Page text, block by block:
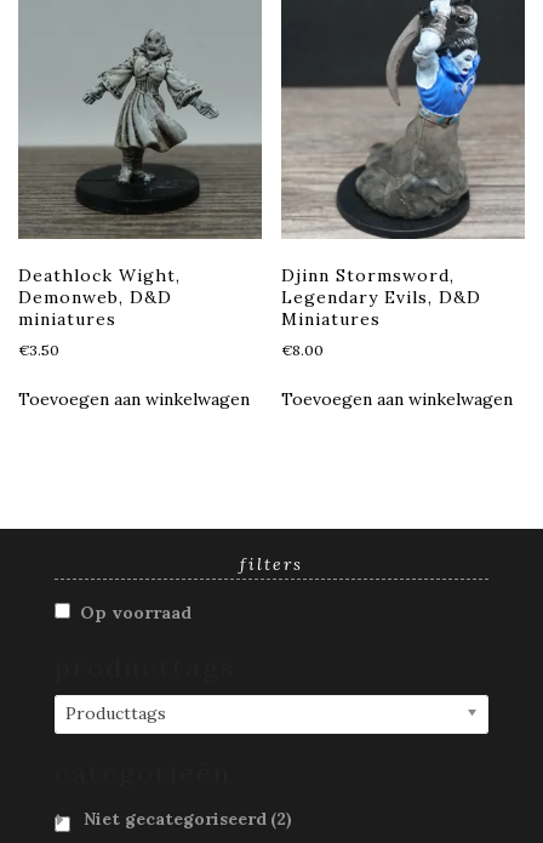
Deathlock Wight,
Demonweb, D&D
miniatures
€3.50
Toevoegen aan winkelwagen
Djinn Stormsword,
Legendary Evils, D&D
Miniatures
€8.00
Toevoegen aan winkelwagen
filters
Op voorraad
Producttags
Niet gecategoriseerd (2)